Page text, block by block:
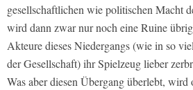
gesellschaftlichen wie politischen Macht
wird dann zwar nur noch eine Ruine
Akteure dieses Niedergangs (wie in so
der Gesellschaft) ihr Spielzeug lieber
Was aber diesen Übergang überlebt,